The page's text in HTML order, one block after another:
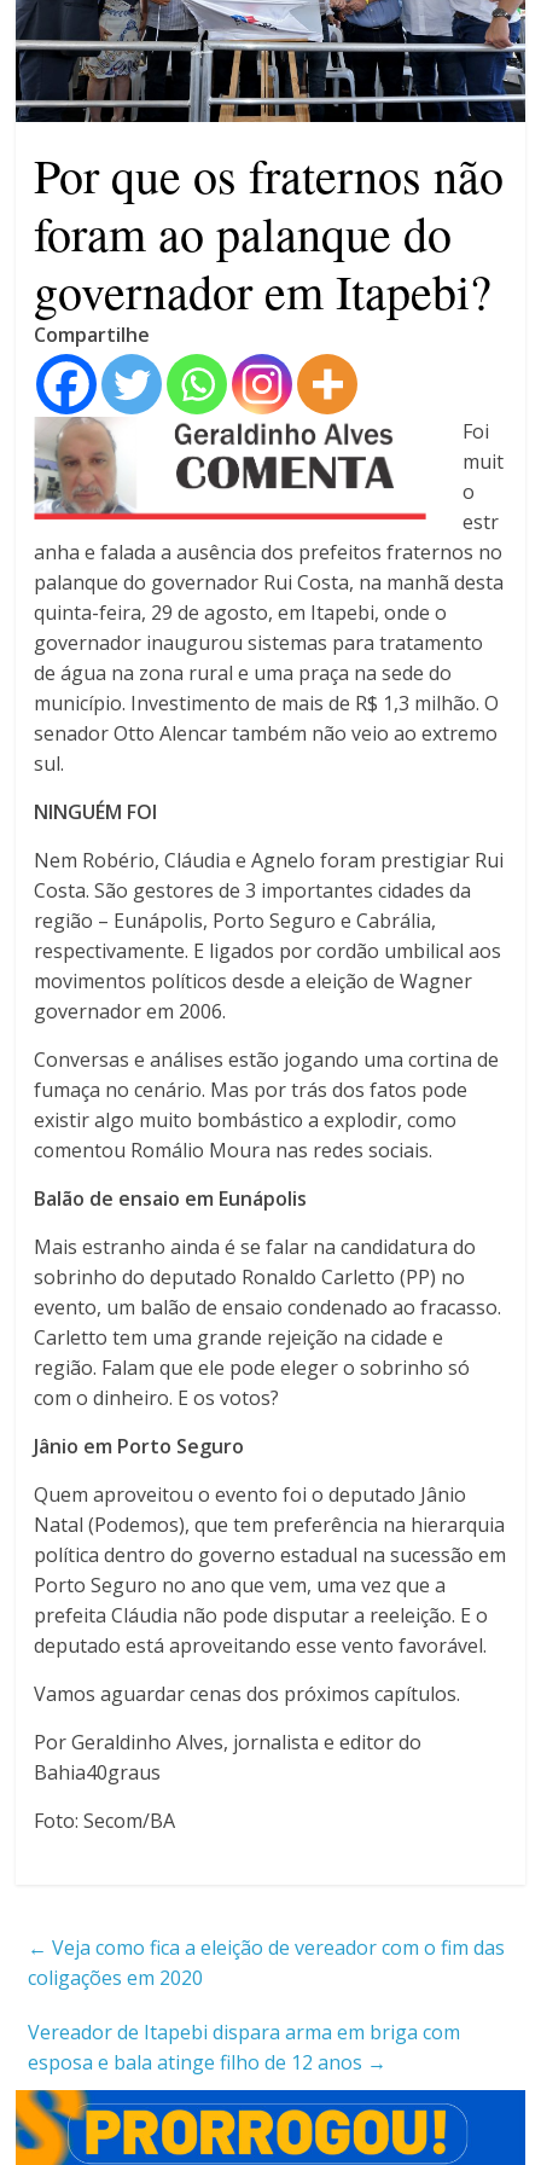
Dourado e Lilás
Agosto Lilás combate a
violência contra a mulher
Por que os fraternos não
foram ao palanque do
governador em Itapebi?
Compartilhe
Foi
muit
o
estr
anha e falada a ausência dos prefeitos fraternos no
palanque do governador Rui Costa, na manhã desta
quinta-feira, 29 de agosto, em Itapebi, onde o
governador inaugurou sistemas para tratamento
de água na zona rural e uma praça na sede do
município. Investimento de mais de R$ 1,3 milhão. O
senador Otto Alencar também não veio ao extremo
sul.
NINGUÉM FOI
Nem Robério, Cláudia e Agnelo foram prestigiar Rui
Costa. São gestores de 3 importantes cidades da
região – Eunápolis, Porto Seguro e Cabrália,
respectivamente. E ligados por cordão umbilical aos
movimentos políticos desde a eleição de Wagner
governador em 2006.
Conversas e análises estão jogando uma cortina de
fumaça no cenário. Mas por trás dos fatos pode
existir algo muito bombástico a explodir, como
comentou Romálio Moura nas redes sociais.
Balão de ensaio em Eunápolis
Mais estranho ainda é se falar na candidatura do
sobrinho do deputado Ronaldo Carletto (PP) no
evento, um balão de ensaio condenado ao fracasso.
Carletto tem uma grande rejeição na cidade e
região. Falam que ele pode eleger o sobrinho só
com o dinheiro. E os votos?
Jânio em Porto Seguro
Quem aproveitou o evento foi o deputado Jânio
Natal (Podemos), que tem preferência na hierarquia
política dentro do governo estadual na sucessão em
Porto Seguro no ano que vem, uma vez que a
prefeita Cláudia não pode disputar a reeleição. E o
deputado está aproveitando esse vento favorável.
Vamos aguardar cenas dos próximos capítulos.
Por Geraldinho Alves, jornalista e editor do
Bahia40graus
Foto: Secom/BA
← Veja como fica a eleição de vereador com o fim das
coligações em 2020
Vereador de Itapebi dispara arma em briga com
esposa e bala atinge filho de 12 anos →